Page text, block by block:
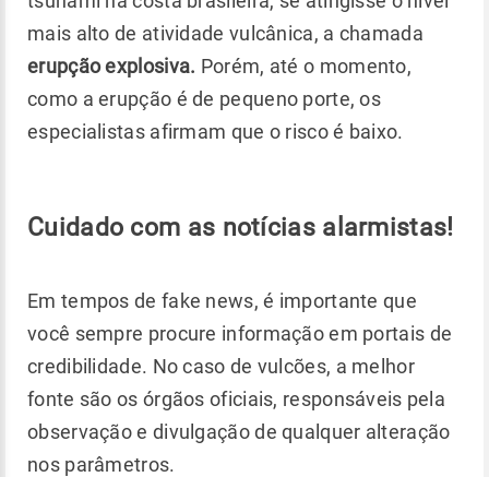
mais alto de atividade vulcânica, a chamada
erupção explosiva. Porém, até o momento,
como a erupção é de pequeno porte, os
especialistas afirmam que o risco é baixo.
Cuidado com as notícias alarmistas!
Em tempos de fake news, é importante que
você sempre procure informação em portais de
credibilidade. No caso de vulcões, a melhor
fonte são os órgãos oficiais, responsáveis pela
observação e divulgação de qualquer alteração
nos parâmetros.